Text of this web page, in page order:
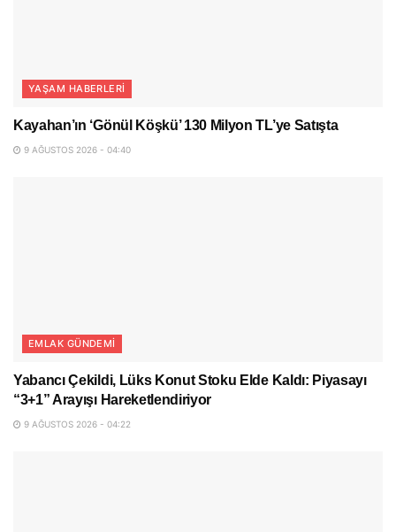
YAŞAM HABERLERI
Kayahan’ın ‘Gönül Köşkü’ 130 Milyon TL’ye Satışta
9 AĞUSTOS 2026 - 04:40
EMLAK GÜNDEMI
Yabancı Çekildi, Lüks Konut Stoku Elde Kaldı: Piyasayı
“3+1” Arayışı Hareketlendiriyor
9 AĞUSTOS 2026 - 04:22